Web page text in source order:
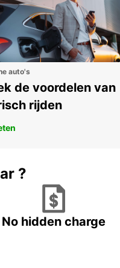
auto's
de voordelen van
rijden
?
No hidden charge